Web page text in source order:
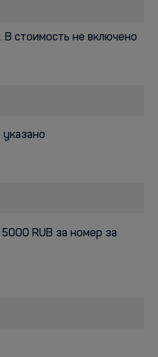
В стоимость не включено
указано
5000 RUB за номер за